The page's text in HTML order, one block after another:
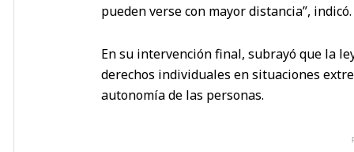
pueden verse con mayor distancia”, indicó.
En su intervención final, subrayó que la
derechos individuales en situaciones
autonomía de las personas.